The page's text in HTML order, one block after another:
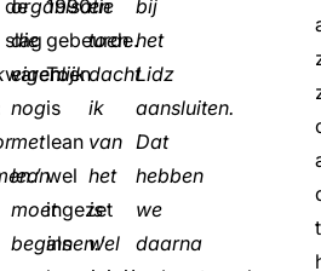
de
slag
waren:
organisatie
die
eigenlijk
nog
met
lean
moet
beginnen.’
1990
gebeurde.
Toen
is
lean
wel
ingezet
als
en
toen
dacht
ik
van
het
is
wel
bij
het
Lidz
aansluiten.
Dat
hebben
we
daarna